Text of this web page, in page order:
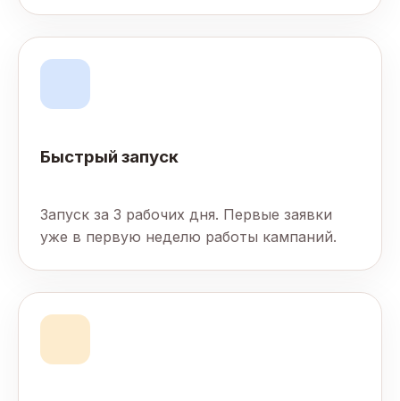
Быстрый запуск
Запуск за 3 рабочих дня. Первые заявки
уже в первую неделю работы кампаний.